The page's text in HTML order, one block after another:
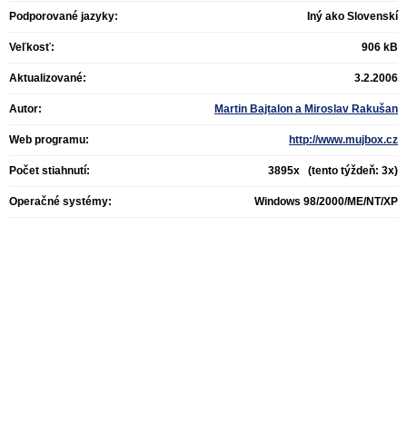
Podporované jazyky: Iný ako Slovenskí
Veľkosť: 906 kB
Aktualizované: 3.2.2006
Autor: Martin Bajtalon a Miroslav Rakušan
Web programu: http://www.mujbox.cz
Počet stiahnutí: 3895x (tento týždeň: 3x)
Operačné systémy: Windows 98/2000/ME/NT/XP